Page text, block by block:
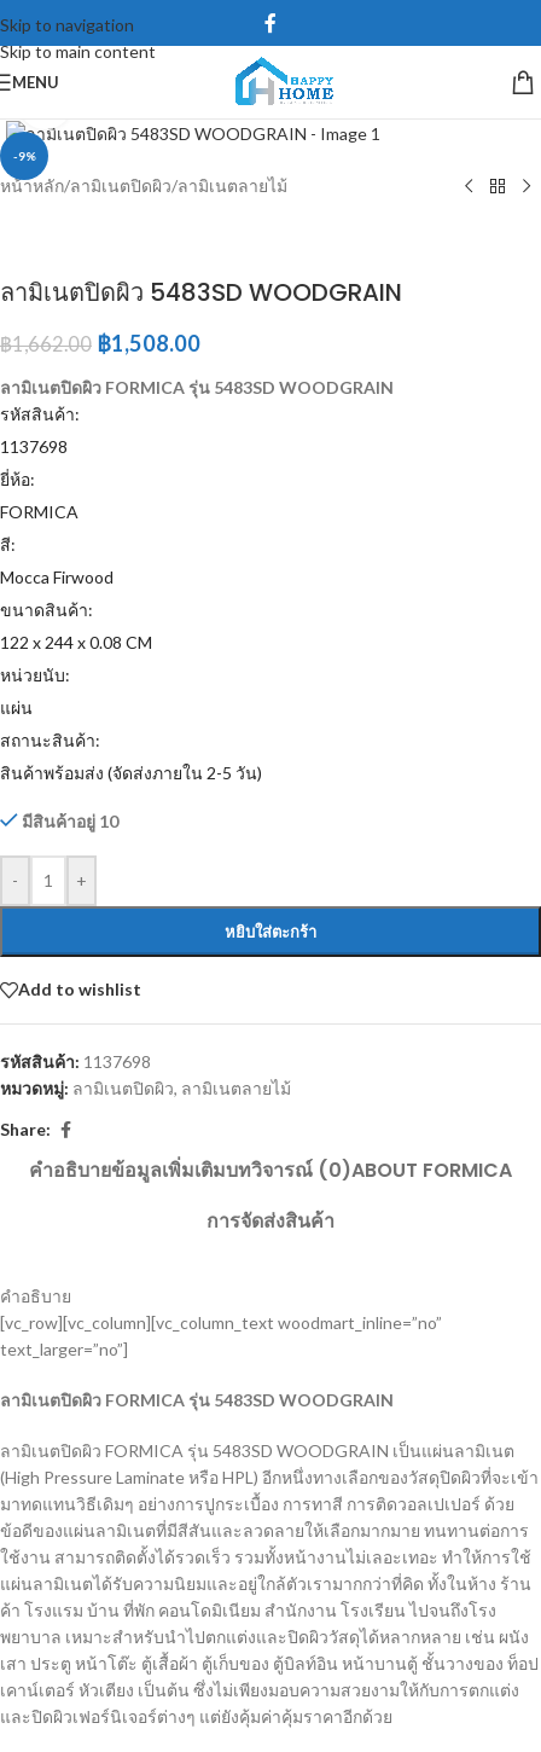
Skip to navigation
Skip to main content
MENU
-9%
หน้าหลัก/ลามิเนตปิดผิว/ลามิเนตลายไม้
ลามิเนตปิดผิว 5483SD WOODGRAIN
฿1,662.00 ฿1,508.00
ลามิเนตปิดผิว FORMICA รุ่น 5483SD WOODGRAIN
รหัสสินค้า:
1137698
ยี่ห้อ:
FORMICA
สี:
Mocca Firwood
ขนาดสินค้า:
122 x 244 x 0.08 CM
หน่วยนับ:
แผ่น
สถานะสินค้า:
สินค้าพร้อมส่ง (จัดส่งภายใน 2-5 วัน)
มีสินค้าอยู่ 10
- +
หยิบใส่ตะกร้า
Add to wishlist
รหัสสินค้า: 1137698
หมวดหมู่: ลามิเนตปิดผิว, ลามิเนตลายไม้
Share:
คำอธิบายข้อมูลเพิ่มเติมบทวิจารณ์ (0)ABOUT FORMICA
การจัดส่งสินค้า
คำอธิบาย
[vc_row][vc_column][vc_column_text woodmart_inline=”no”
text_larger=”no”]
ลามิเนตปิดผิว FORMICA รุ่น 5483SD WOODGRAIN
ลามิเนตปิดผิว FORMICA รุ่น 5483SD WOODGRAIN เป็นแผ่นลามิเนต
(High Pressure Laminate หรือ HPL) อีกหนึ่งทางเลือกของวัสดุปิดผิวที่จะเข้า
มาทดแทนวิธีเดิมๆ อย่างการปูกระเบื้อง การทาสี การติดวอลเปเปอร์ ด้วย
ข้อดีของแผ่นลามิเนตที่มีสีสันและลวดลายให้เลือกมากมาย ทนทานต่อการ
ใช้งาน สามารถติดตั้งได้รวดเร็ว รวมทั้งหน้างานไม่เลอะเทอะ ทำให้การใช้
แผ่นลามิเนตได้รับความนิยมและอยู่ใกล้ตัวเรามากกว่าที่คิด ทั้งในห้าง ร้าน
ค้า โรงแรม บ้าน ที่พัก คอนโดมิเนียม สำนักงาน โรงเรียน ไปจนถึงโรง
พยาบาล เหมาะสำหรับนำไปตกแต่งและปิดผิววัสดุได้หลากหลาย เช่น ผนัง
เสา ประตู หน้าโต๊ะ ตู้เสื้อผ้า ตู้เก็บของ ตู้บิลท์อิน หน้าบานตู้ ชั้นวางของ ท็อป
เคาน์เตอร์ หัวเตียง เป็นต้น ซึ่งไม่เพียงมอบความสวยงามให้กับการตกแต่ง
และปิดผิวเฟอร์นิเจอร์ต่างๆ แต่ยังคุ้มค่าคุ้มราคาอีกด้วย